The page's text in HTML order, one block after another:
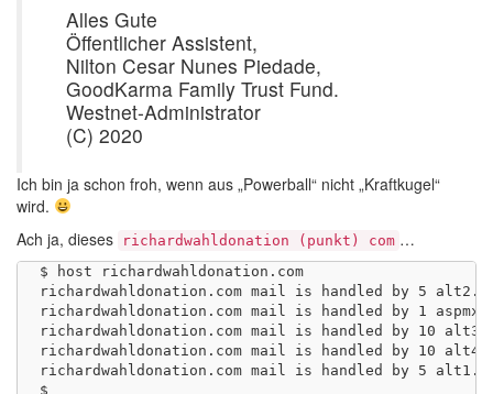
Alles Gute
Öffentlicher Assistent,
Nilton Cesar Nunes Piedade,
GoodKarma Family Trust Fund.
Westnet-Administrator
(C) 2020
Ich bin ja schon froh, wenn aus „Powerball“ nicht „Kraftkugel“
wird.
Ach ja, dieses
richardwahldonation (punkt) com …
$ host richardwahldonation.com
richardwahldonation.com mail is handled by 5
richardwahldonation.com mail is handled by 1
richardwahldonation.com mail is handled by 10
richardwahldonation.com mail is handled by 10
richardwahldonation.com mail is handled by 5